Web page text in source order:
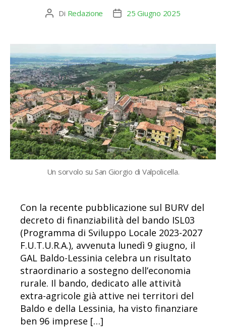
Autore
Di Redazione
Data25 Giugno 2025
Un sorvolo su San Giorgio di Valpolicella.
Con la recente pubblicazione sul BURV del
decreto di finanziabilità del bando ISL03
(Programma di Sviluppo Locale 2023-2027
F.U.T.U.R.A.), avvenuta lunedì 9 giugno, il
GAL Baldo-Lessinia celebra un risultato
straordinario a sostegno dell’economia
rurale. Il bando, dedicato alle attività
extra-agricole già attive nei territori del
Baldo e della Lessinia, ha visto finanziare
ben 96 imprese […]